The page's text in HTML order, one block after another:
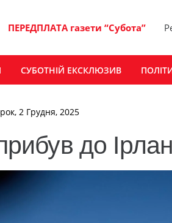
ПЕРЕДПЛАТА газети “Субота”
СУБОТНІЙ ЕКСКЛЮЗИВ
2 Грудня, 2025
до